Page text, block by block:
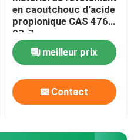
en caoutchouc d'acide
propionique CAS 4767-
03-7
(hydroxyméthylique) de
DMPA 2,2-Bis
meilleur prix
Contact